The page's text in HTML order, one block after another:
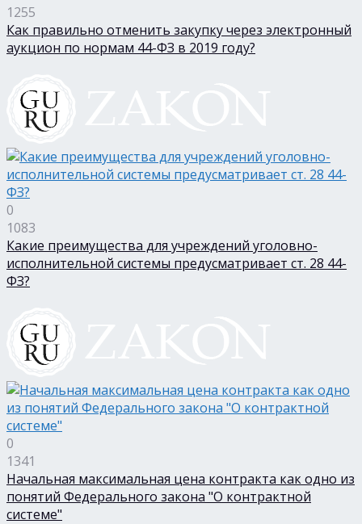
1255
Как правильно отменить закупку через электронный
аукцион по нормам 44-ФЗ в 2019 году?
0
1083
Какие преимущества для учреждений уголовно-
исполнительной системы предусматривает ст. 28 44-
ФЗ?
0
1341
Начальная максимальная цена контракта как одно из
понятий Федерального закона "О контрактной
системе"